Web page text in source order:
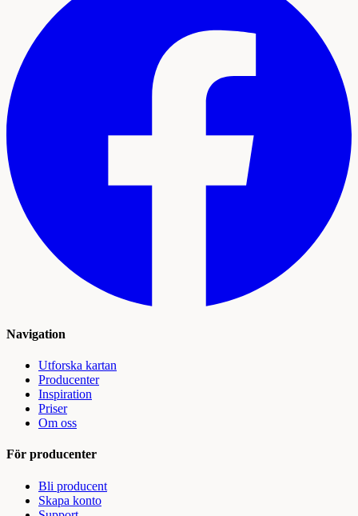
Navigation
Utforska kartan
Producenter
Inspiration
Priser
Om oss
För producenter
Bli producent
Skapa konto